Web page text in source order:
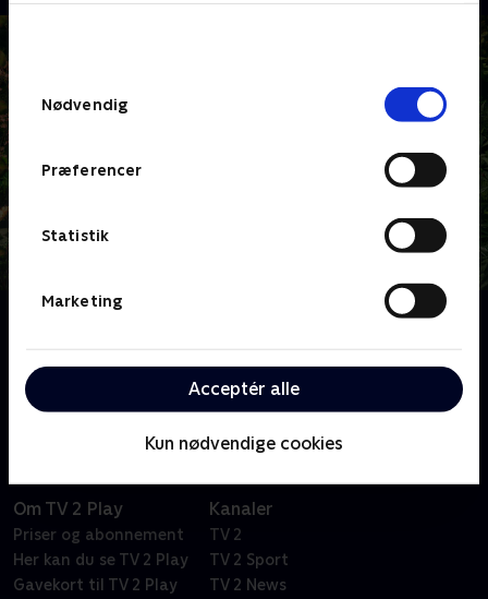
Nødvendig
Præferencer
Statistik
Marketing
Acceptér alle
Kun nødvendige cookies
Frank Hvam og Casper Christensen, som spiller
overdrevne versioner af sig selv.
Om TV 2 Play
Priser og abonnement
Her kan du se TV 2 Play
Gavekort til TV 2 Play
Kanaler
TV 2
TV 2 Sport
TV 2 News